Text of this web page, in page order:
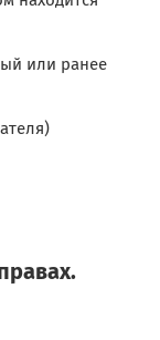
или ранее